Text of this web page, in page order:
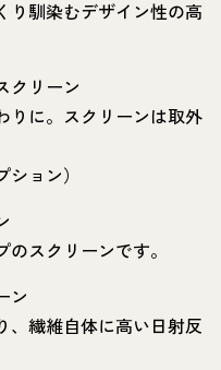
り馴染むデザイン性の高
クリーン
りに。スクリーンは取外
ョン）
スクリーンです。
ン
、繊維自体に高い日射反